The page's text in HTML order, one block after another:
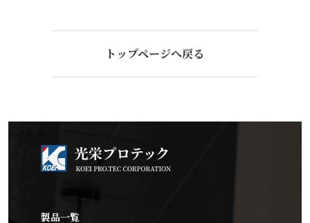
トップページへ戻る
製品一覧